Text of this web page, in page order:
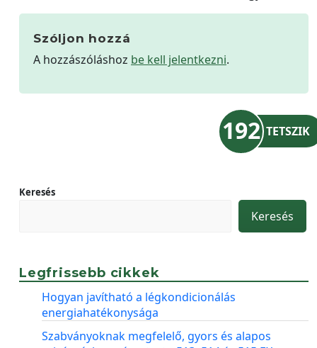
Szóljon hozzá
A hozzászóláshoz be kell jelentkezni.
192 TETSZIK
Keresés
Keresés
Legfrissebb cikkek
Hogyan javítható a légkondicionálás
energiahatékonysága
Szabványoknak megfelelő, gyors és alapos